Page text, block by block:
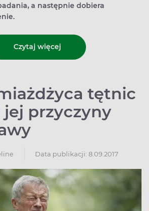
a następnie dobiera
Czytaj więcej
tętnic
jej przyczyny
Data publikacji: 8.09.2017